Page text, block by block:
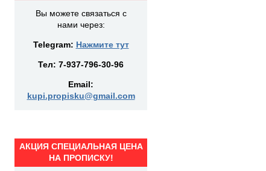
Вы можете связаться с
нами через:
Telegram: Нажмите тут
Тел: 7-937-796-30-96
Email:
kupi.propisku@gmail.com
АКЦИЯ СПЕЦИАЛЬНАЯ ЦЕНА
НА ПРОПИСКУ!